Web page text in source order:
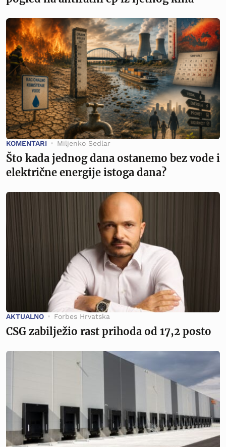
KOMENTARI Miljenko Sedlar
Što kada jednog dana ostanemo bez vode i
električne energije istoga dana?
AKTUALNO Forbes Hrvatska
CSG zabilježio rast prihoda od 17,2 posto